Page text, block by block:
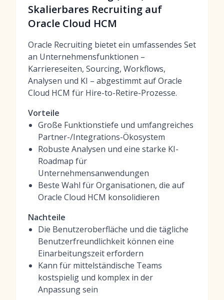
Skalierbares Recruiting auf
Oracle Cloud HCM
Oracle Recruiting bietet ein umfassendes Set
an Unternehmensfunktionen –
Karriereseiten, Sourcing, Workflows,
Analysen und KI – abgestimmt auf Oracle
Cloud HCM für Hire-to-Retire-Prozesse.
Vorteile
Große Funktionstiefe und umfangreiches
Partner-/Integrations-Ökosystem
Robuste Analysen und eine starke KI-
Roadmap für
Unternehmensanwendungen
Beste Wahl für Organisationen, die auf
Oracle Cloud HCM konsolidieren
Nachteile
Die Benutzeroberfläche und die tägliche
Benutzerfreundlichkeit können eine
Einarbeitungszeit erfordern
Kann für mittelständische Teams
kostspielig und komplex in der
Anpassung sein